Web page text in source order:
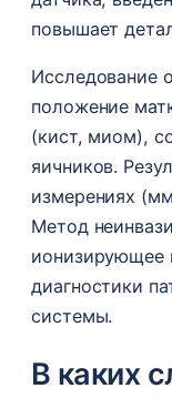
повышает
Исследование
положение
(кист, миом),
яичников.
измерениях
Метод
ионизирующее
диагностики
системы.
В каких